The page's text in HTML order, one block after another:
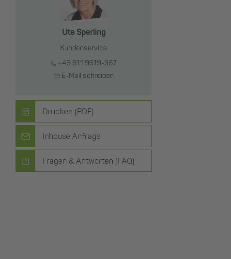
Ute Sperling
Kundenservice
+49 911 9619-367
E-Mail schreiben
Drucken (PDF)
Inhouse Anfrage
Fragen & Antworten (FAQ)